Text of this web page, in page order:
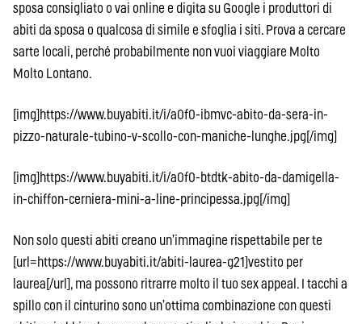
sposa consigliato o vai online e digita su Google i produttori di
abiti da sposa o qualcosa di simile e sfoglia i siti. Prova a cercare
sarte locali, perché probabilmente non vuoi viaggiare Molto
Molto Lontano.
[img]https://www.buyabiti.it/i/a0f0-ibmvc-abito-da-sera-in-
pizzo-naturale-tubino-v-scollo-con-maniche-lunghe.jpg[/img]
[img]https://www.buyabiti.it/i/a0f0-btdtk-abito-da-damigella-
in-chiffon-cerniera-mini-a-line-principessa.jpg[/img]
Non solo questi abiti creano un’immagine rispettabile per te
[url=https://www.buyabiti.it/abiti-laurea-g21]vestito per
laurea[/url], ma possono ritrarre molto il tuo sex appeal. I tacchi a
spillo con il cinturino sono un’ottima combinazione con questi